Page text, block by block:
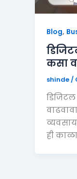
Blog,
कसा
shinde/
ही